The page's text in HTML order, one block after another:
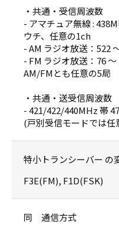
・共通・受信周波数
- アマチュア無線 :
ウチ、任意の1ch
- AM ラジオ放送：522
- FM ラジオ放送：76
AM/FMとも任意の5局
・共通・送受信周波数
- 421/422/440MHz 帯
(戸別受信モードでは任
特小トランシーバー の
F3E(FM), F1D(FSK)
同 通信方式